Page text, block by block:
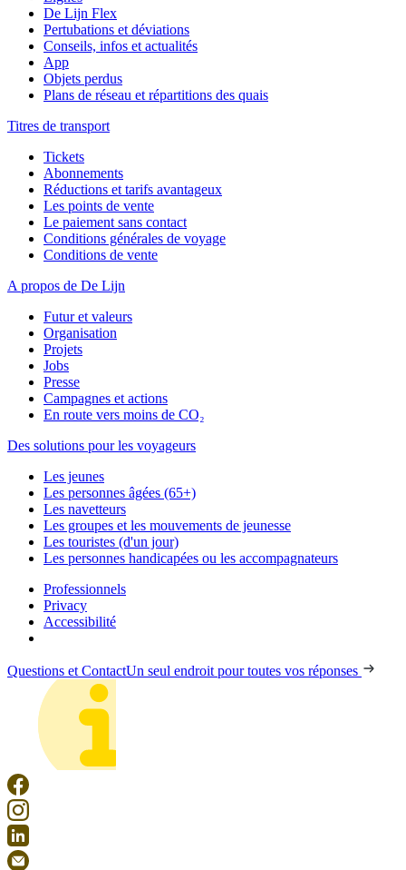
De Lijn Flex
Pertubations et déviations
Conseils, infos et actualités
App
Objets perdus
Plans de réseau et répartitions des quais
Titres de transport
Tickets
Abonnements
Réductions et tarifs avantageux
Les points de vente
Le paiement sans contact
Conditions générales de voyage
Conditions de vente
A propos de De Lijn
Futur et valeurs
Organisation
Projets
Jobs
Presse
Campagnes et actions
En route vers moins de CO₂
Des solutions pour les voyageurs
Les jeunes
Les personnes âgées (65+)
Les navetteurs
Les groupes et les mouvements de jeunesse
Les touristes (d'un jour)
Les personnes handicapées ou les accompagnateurs
Professionnels
Privacy
Accessibilité
Questions et ContactUn seul endroit pour toutes vos réponses